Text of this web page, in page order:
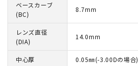
ベースカーブ
(BC)
8.7mm
レンズ直径
(DIA)
14.0mm
中心厚 0.05㎜(-3.00Dの場合)